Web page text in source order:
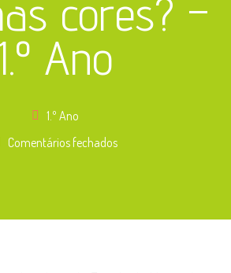
cores? –
Ano
1.º Ano
Comentários fechadosem